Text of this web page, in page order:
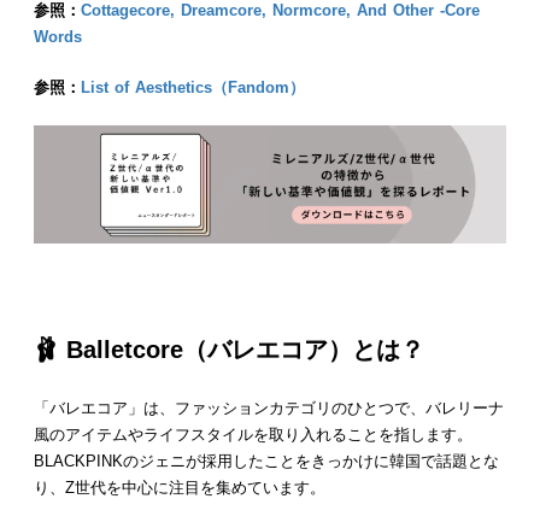
参照： Cottagecore, Dreamcore, Normcore, And Other -Core
Words
参照： List of Aesthetics（Fandom）
🩰 Balletcore （バレエコア）とは？
「バレエコア」は、ファッションカテゴリのひとつで、バレリーナ
風のアイテムやライフスタイルを取り入れることを指します。
BLACKPINKのジェニが採用したことをきっかけに韓国で話題とな
り、Z世代を中心に注目を集めています。